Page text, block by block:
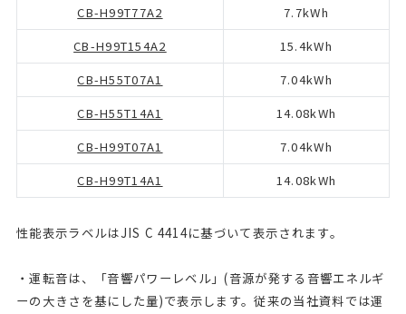
CB-H99T77A2
7.7kWh
CB-H99T154A2
15.4kWh
CB-H55T07A1
7.04kWh
CB-H55T14A1
14.08kWh
CB-H99T07A1
7.04kWh
CB-H99T14A1
14.08kWh
性能表示ラベルはJIS C 4414に基づいて表示されます。
・運転音は、「音響パワーレベル」(音源が発する音響エネルギ
ーの大きさを基にした量)で表示します。従来の当社資料では運